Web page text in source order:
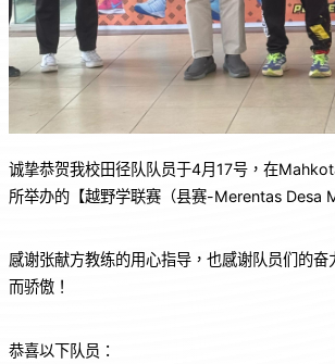
诚挚恭贺我校田径队队员于4月17号，在
所举办的【越野学联赛（县赛-Merentas Desa
感谢张献方教练的用心指导，也感谢队员们的奋
而骄傲！
恭喜以下队员：